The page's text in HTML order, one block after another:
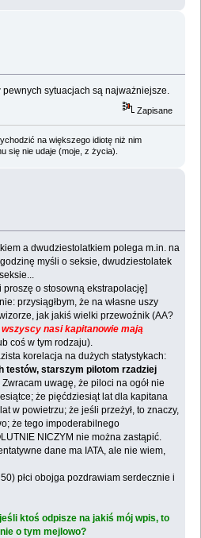
pewnych sytuacjach są najważniejsze.
Zapisane
na większego idiotę niż nim
się nie udaje (moje, z życia).
a dwudziestolatkiem polega m.in. na
myśli o seksie, dwudziestolatek
proszę o stosowną ekstrapolację]
przysiągłbym, że na własne uszy
jak jakiś wielki przewoźnik (AA?
wszyscy nasi kapitanowie mają
coś w tym rodzaju).
korelacja na dużych statystykach:
testów, starszym pilotom rzadziej
Zwracam uwagę, że piloci na ogół nie
że pięćdziesiąt lat dla kapitana
w powietrzu; że jeśli przeżył, to znaczy,
że tego impoderabilnego
NICZYM nie można zastąpić.
dane ma IATA, ale nie wiem,
płci obojga pozdrawiam serdecznie i
ktoś odpisze na jakiś mój wpis, to
o tym mejlowo?